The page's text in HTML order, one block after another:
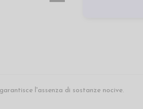
l'assenza di sostanze nocive.